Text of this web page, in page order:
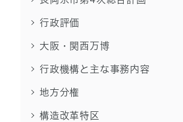
行政評価
大阪・関西万博
行政機構と主な事務内容
地方分権
構造改革特区